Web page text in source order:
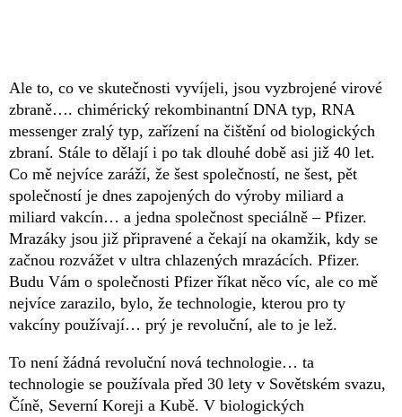
Ale to, co ve skutečnosti vyvíjeli, jsou vyzbrojené virové
zbraně…. chimérický rekombinantní DNA typ, RNA
messenger zralý typ, zařízení na čištění od biologických
zbraní. Stále to dělají i po tak dlouhé době asi již 40 let.
Co mě nejvíce zaráží, že šest společností, ne šest, pět
společností je dnes zapojených do výroby miliard a
miliard vakcín… a jedna společnost speciálně – Pfizer.
Mrazáky jsou již připravené a čekají na okamžik, kdy se
začnou rozvážet v ultra chlazených mrazácích. Pfizer.
Budu Vám o společnosti Pfizer říkat něco víc, ale co mě
nejvíce zarazilo, bylo, že technologie, kterou pro ty
vakcíny používají… prý je revoluční, ale to je lež.
To není žádná revoluční nová technologie… ta
technologie se používala před 30 lety v Sovětském svazu,
Číně, Severní Koreji a Kubě. V biologických